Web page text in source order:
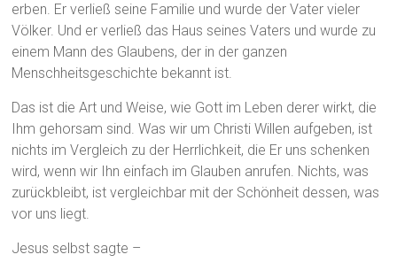
erben. Er verließ seine Familie und wurde der Vater vieler
Völker. Und er verließ das Haus seines Vaters und wurde zu
einem Mann des Glaubens, der in der ganzen
Menschheitsgeschichte bekannt ist.
Das ist die Art und Weise, wie Gott im Leben derer wirkt, die
Ihm gehorsam sind. Was wir um Christi Willen aufgeben, ist
nichts im Vergleich zu der Herrlichkeit, die Er uns schenken
wird, wenn wir Ihn einfach im Glauben anrufen. Nichts, was
zurückbleibt, ist vergleichbar mit der Schönheit dessen, was
vor uns liegt.
Jesus selbst sagte –